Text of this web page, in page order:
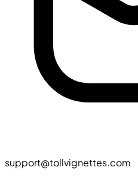
support@tollvignettes.com